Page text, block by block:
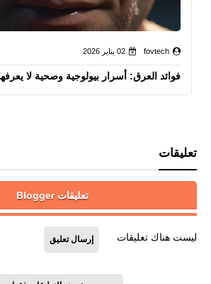
fovtech 02 يناير 2026
فوائد العرق: أسرار بيولوجية وصحية لا
تعليقات
تعليقات Blogger
ليست هناك تعليقات إرسال تعليق